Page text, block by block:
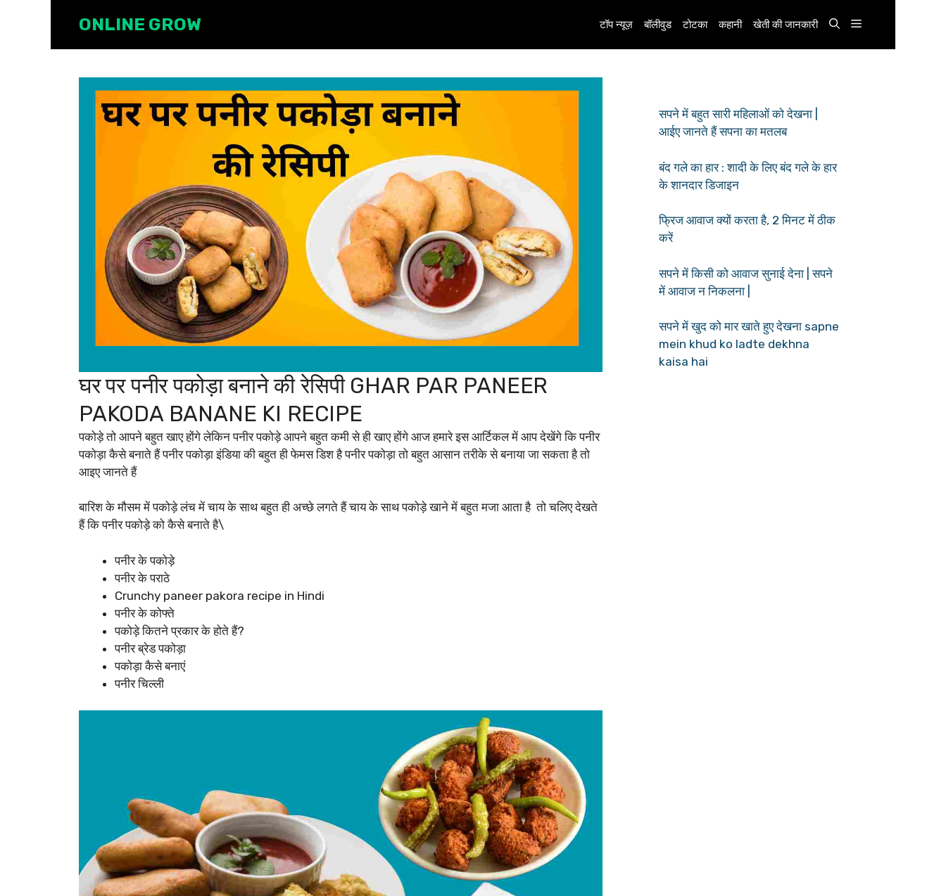
ONLINE GROW टॉप न्यूज़ बॉलीवुड टोटका कहानी खेती की जानकारी
घर पर पनीर पकोड़ा बनाने की रेसिपी GHAR PAR PANEER
PAKODA BANANE KI RECIPE
पकोड़े तो आपने बहुत खाए होंगे लेकिन पनीर पकोड़े आपने बहुत कमी से ही खाए होंगे आज हमारे इस आर्टिकल में आप देखेंगे कि पनीर
पकोड़ा कैसे बनाते हैं पनीर पकोड़ा इंडिया की बहुत ही फेमस डिश है पनीर पकोड़ा तो बहुत आसान तरीके से बनाया जा सकता है तो
आइए जानते हैं
बारिश के मौसम में पकोड़े लंच में चाय के साथ बहुत ही अच्छे लगते हैं चाय के साथ पकोड़े खाने में बहुत मजा आता है तो चलिए देखते
हैं कि पनीर पकोड़े को कैसे बनाते है\
पनीर के पकोड़े
पनीर के पराठे
Crunchy paneer pakora recipe in Hindi
पनीर के कोफ्ते
पकोड़े कितने प्रकार के होते हैं?
पनीर ब्रेड पकोड़ा
पकोड़ा कैसे बनाएं
पनीर चिल्ली
सपने में बहुत सारी महिलाओं को देखना |
आईए जानते हैं सपना का मतलब
बंद गले का हार : शादी के लिए बंद गले के हार
के शानदार डिजाइन
फ्रिज आवाज क्यों करता है, 2 मिनट में ठीक
करें
सपने में किसी को आवाज सुनाई देना | सपने
में आवाज न निकलना |
सपने में खुद को मार खाते हुए देखना sapne
mein khud ko ladte dekhna
kaisa hai